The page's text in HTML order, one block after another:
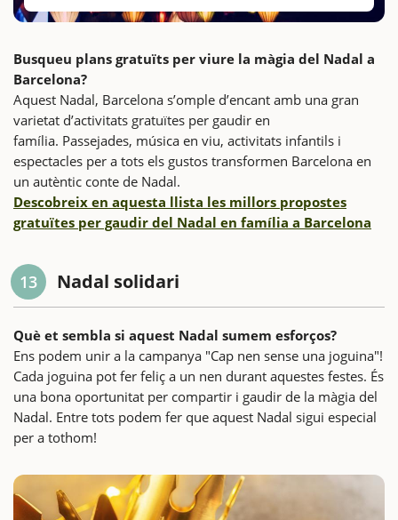
Busqueu plans gratuïts per viure la màgia del Nadal a
Barcelona?
Aquest Nadal, Barcelona s’omple d’encant amb una gran
varietat d’activitats gratuïtes per gaudir en
família. Passejades, música en viu, activitats infantils i
espectacles per a tots els gustos transformen Barcelona en
un autèntic conte de Nadal.
Descobreix en aquesta llista les millors propostes
gratuïtes per gaudir del Nadal en família a Barcelona
13 Nadal solidari
Què et sembla si aquest Nadal sumem esforços?
Ens podem unir a la campanya "Cap nen sense una joguina"!
Cada joguina pot fer feliç a un nen durant aquestes festes. És
una bona oportunitat per compartir i gaudir de la màgia del
Nadal. Entre tots podem fer que aquest Nadal sigui especial
per a tothom!